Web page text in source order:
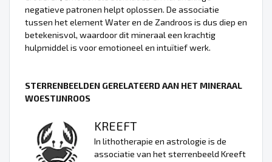
negatieve patronen helpt oplossen. De associatie
tussen het element Water en de Zandroos is dus diep en
betekenisvol, waardoor dit mineraal een krachtig
hulpmiddel is voor emotioneel en intuïtief werk.
STERRENBEELDEN GERELATEERD AAN HET MINERAAL
WOESTIJNROOS
KREEFT
In lithotherapie en astrologie is de
associatie van het sterrenbeeld Kreeft